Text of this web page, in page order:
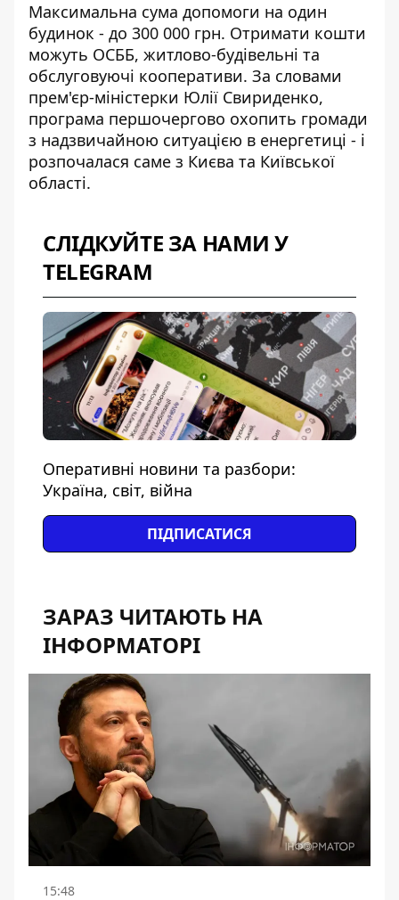
Максимальна сума допомоги на один
будинок - до 300 000 грн. Отримати кошти
можуть ОСББ, житлово-будівельні та
обслуговуючі кооперативи. За словами
прем'єр-міністерки Юлії Свириденко,
програма першочергово охопить громади
з надзвичайною ситуацією в енергетиці - і
розпочалася саме з Києва та Київської
області.
СЛІДКУЙТЕ ЗА НАМИ У
TELEGRAM
Оперативні новини та разбори:
Україна, світ, війна
ПІДПИСАТИСЯ
ЗАРАЗ ЧИТАЮТЬ НА
ІНФОРМАТОРІ
15:48